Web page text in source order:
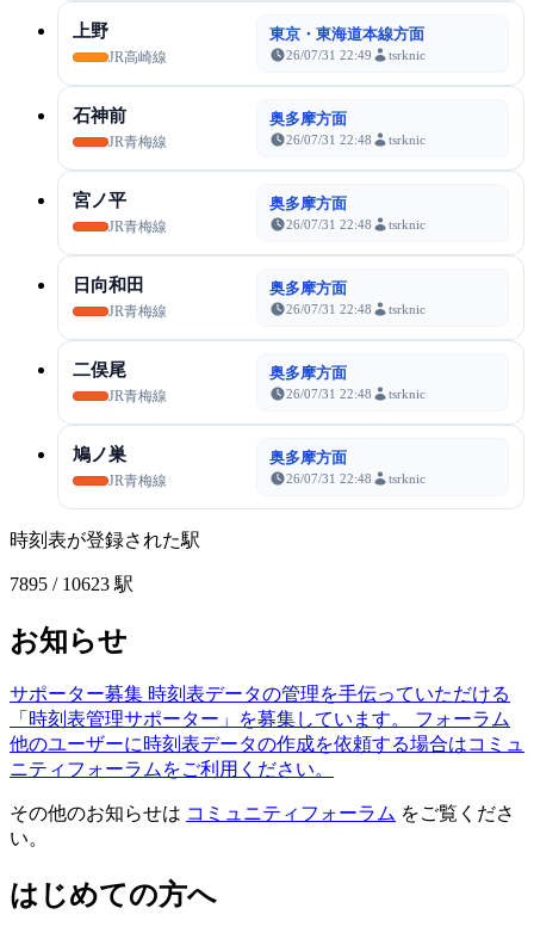
上野
JR高崎線
東京・東海道本線方面
26/07/31 22:49 tsrknic
石神前
JR青梅線
奥多摩方面
26/07/31 22:48 tsrknic
宮ノ平
JR青梅線
奥多摩方面
26/07/31 22:48 tsrknic
日向和田
JR青梅線
奥多摩方面
26/07/31 22:48 tsrknic
二俣尾
JR青梅線
奥多摩方面
26/07/31 22:48 tsrknic
鳩ノ巣
JR青梅線
奥多摩方面
26/07/31 22:48 tsrknic
時刻表が登録された駅
7895 / 10623 駅
お知らせ
サポーター募集 時刻表データの管理を手伝っていただける
「時刻表管理サポーター」を募集しています。
フォーラム
他のユーザーに時刻表データの作成を依頼する場合はコミュ
ニティフォーラムをご利用ください。
その他のお知らせは コミュニティフォーラム をご覧くださ
い。
はじめての方へ